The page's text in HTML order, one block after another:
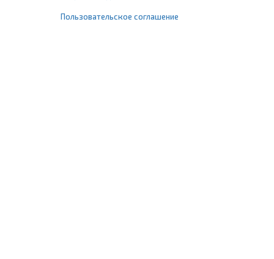
Пользовательское соглашение